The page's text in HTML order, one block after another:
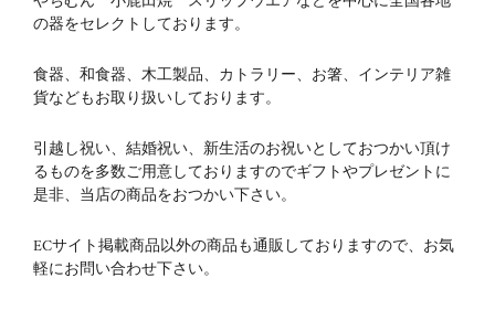
の器をセレクトしております。
食器、和食器、木工製品、カトラリー、お箸、インテリア雑
貨などもお取り扱いしております。
引越し祝い、結婚祝い、新生活のお祝いとしておつかい頂け
るものを多数ご用意しておりますのでギフトやプレゼントに
是非、当店の商品をおつかい下さい。
ECサイト掲載商品以外の商品も通販しておりますので、お気
軽にお問い合わせ下さい。